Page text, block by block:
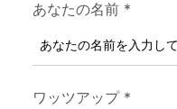
あなたの名前 *
ワッツアップ *